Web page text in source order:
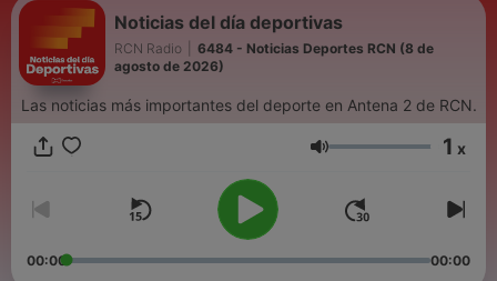
Noticias del día deportivas
RCN Radio
6484 - Noticias Deportes RCN (8 de
agosto de 2026)
Las noticias más importantes del deporte en Antena 2 de RCN.
Volumen 1 x
00:00 00:00